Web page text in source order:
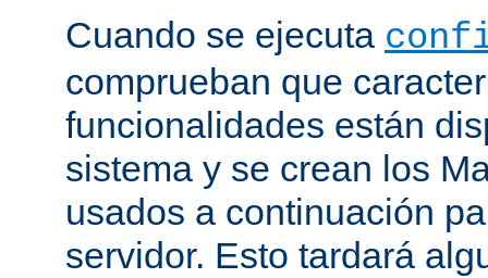
Cuando se ejecuta
comprueban que
funcionalidades están
sistema y se crean los
usados a continuación
servidor. Esto tardará